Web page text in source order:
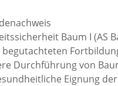
Baum I (AS
begutachteten
Durchführung von
Eignung